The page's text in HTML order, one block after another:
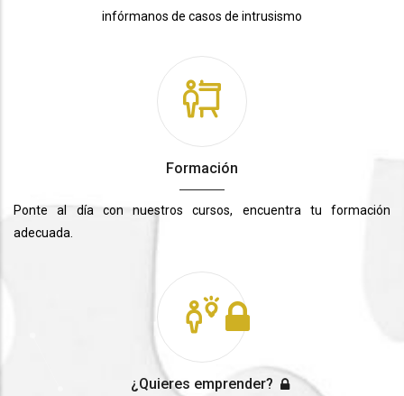
infórmanos de casos de intrusismo
Formación
Ponte al día con nuestros cursos, encuentra tu formación
adecuada.
¿Quieres emprender?